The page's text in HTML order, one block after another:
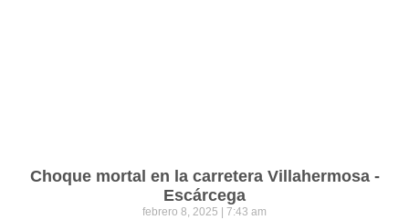
Choque mortal en la carretera Villahermosa -
Escárcega
febrero 8, 2025 7:43 am